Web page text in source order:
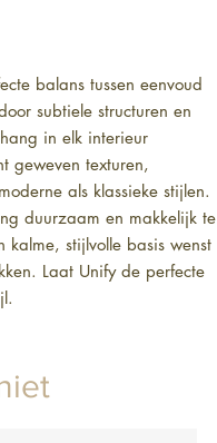
balans tussen eenvoud
subtiele structuren en
in elk interieur
geweven texturen,
als klassieke stijlen.
duurzaam en makkelijk te
stijlvolle basis wenst
Laat Unify de perfecte